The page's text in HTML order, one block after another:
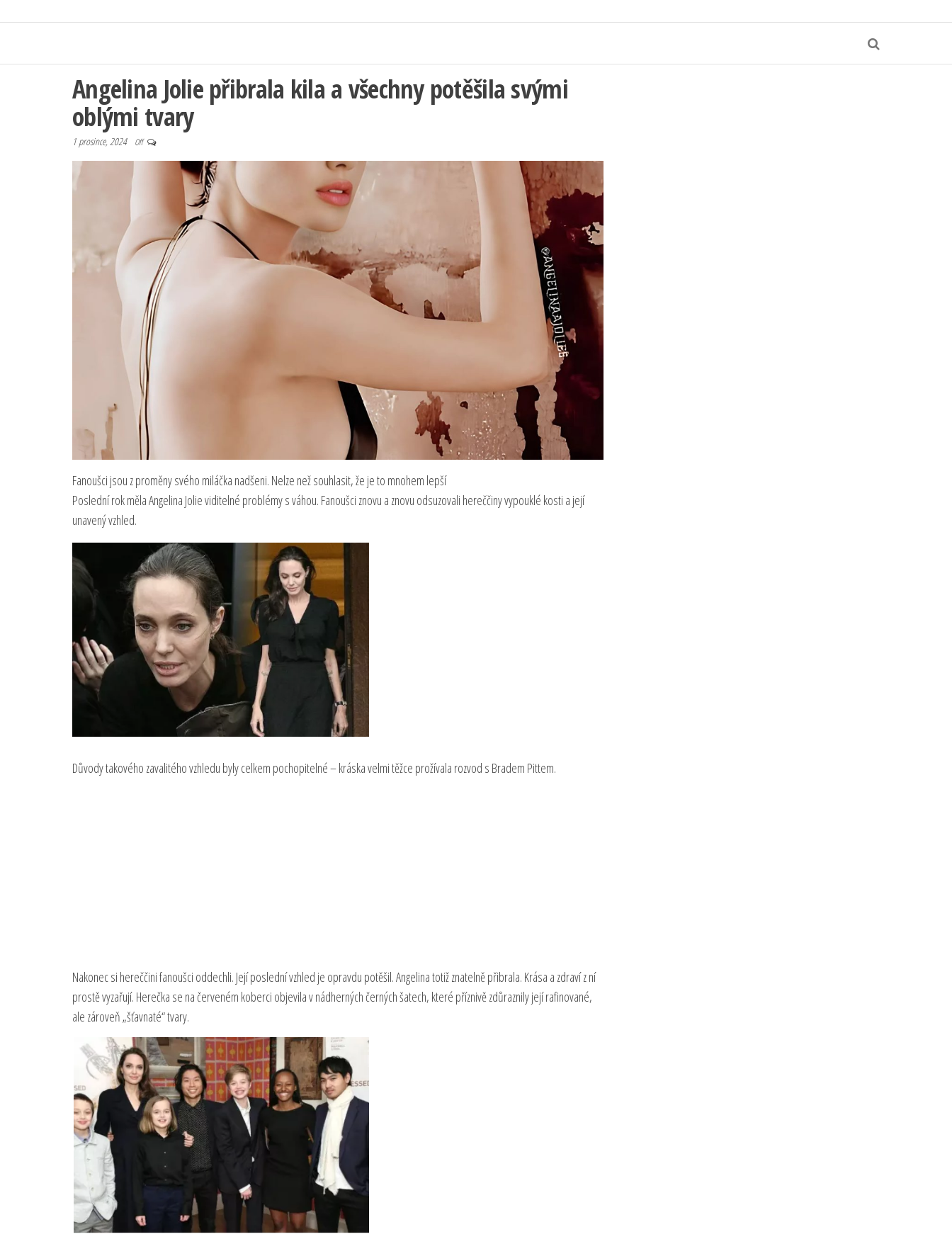
Angelina Jolie přibrala kila a všechny potěšila svými
oblými tvary
1 prosince, 2024 Off
Fanoušci jsou z proměny svého miláčka nadšeni. Nelze než souhlasit, že je to mnohem lepší
Poslední rok měla Angelina Jolie viditelné problémy s váhou. Fanoušci znovu a znovu odsuzovali hereččiny vypouklé kosti a její
unavený vzhled.
Důvody takového zavalitého vzhledu byly celkem pochopitelné – kráska velmi těžce prožívala rozvod s Bradem Pittem.
Nakonec si hereččini fanoušci oddechli. Její poslední vzhled je opravdu potěšil. Angelina totiž znatelně přibrala. Krása a zdraví z ní
prostě vyzařují. Herečka se na červeném koberci objevila v nádherných černých šatech, které příznivě zdůraznily její rafinované,
ale zároveň „šťavnaté“ tvary.